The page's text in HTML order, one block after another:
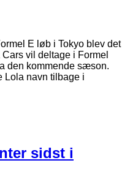
E løb i Tokyo blev det
vil deltage i Formel
den kommende sæson.
Lola navn tilbage i
sidst i